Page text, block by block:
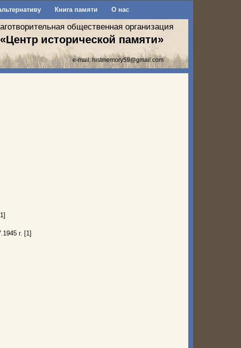
Книга памяти О нас
общественная организация
«Центр исторической памяти»
e-mail:histmemory59@gmail.com
г. [1]